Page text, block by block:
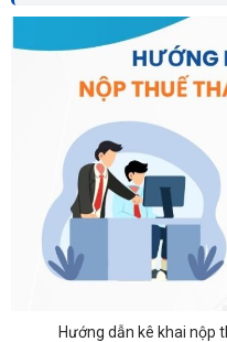
Hướng dẫn kê khai nộp